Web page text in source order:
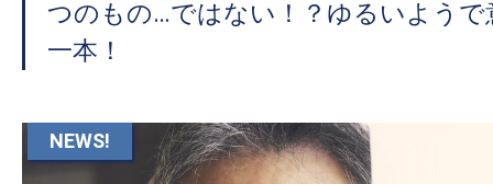
つのもの…ではない！？ゆるいようで
一本！
NEWS!